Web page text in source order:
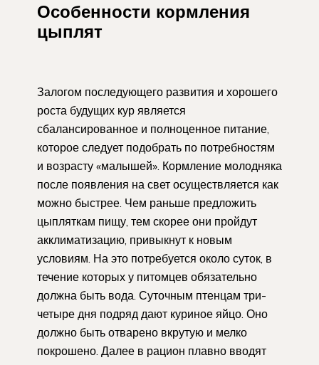
Особенности кормления
цыплят
Залогом последующего развития и хорошего
роста будущих кур является
сбалансированное и полноценное питание,
которое следует подобрать по потребностям
и возрасту «малышей». Кормление молодняка
после появления на свет осуществляется как
можно быстрее. Чем раньше предложить
цыпляткам пищу, тем скорее они пройдут
акклиматизацию, привыкнут к новым
условиям. На это потребуется около суток, в
течение которых у питомцев обязательно
должна быть вода. Суточным птенцам три-
четыре дня подряд дают куриное яйцо. Оно
должно быть отварено вкрутую и мелко
покрошено. Далее в рацион плавно вводят